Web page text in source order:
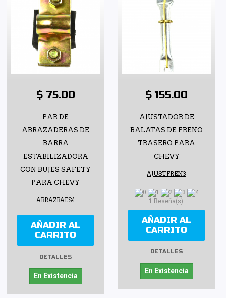
$ 75.00
PAR DE
ABRAZADERAS DE
BARRA
ESTABILIZADORA
CON BUJES SAFETY
PARA CHEVY
ABRAZBAES4
AÑADIR AL
CARRITO
DETALLES
En Existencia
$ 155.00
AJUSTADOR DE
BALATAS DE FRENO
TRASERO PARA
CHEVY
AJUSTFREN3
1 Reseña(s)
AÑADIR AL
CARRITO
DETALLES
En Existencia